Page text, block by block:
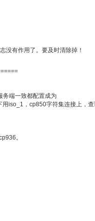
没有作用了。要及时清除掉！
务端一致都配置成为
iso_1，cp850字符集连接上，查
。